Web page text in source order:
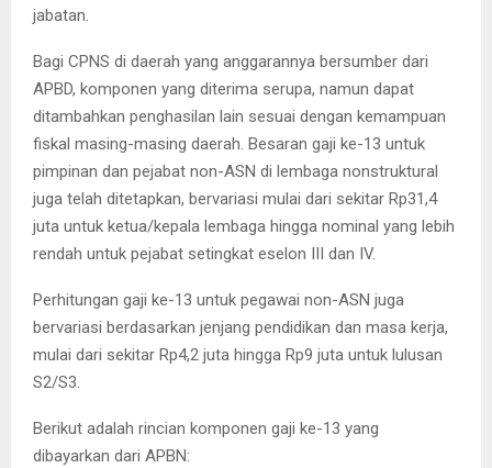
jabatan.
Bagi CPNS di daerah yang anggarannya bersumber dari
APBD, komponen yang diterima serupa, namun dapat
ditambahkan penghasilan lain sesuai dengan kemampuan
fiskal masing-masing daerah. Besaran gaji ke-13 untuk
pimpinan dan pejabat non-ASN di lembaga nonstruktural
juga telah ditetapkan, bervariasi mulai dari sekitar Rp31,4
juta untuk ketua/kepala lembaga hingga nominal yang lebih
rendah untuk pejabat setingkat eselon III dan IV.
Perhitungan gaji ke-13 untuk pegawai non-ASN juga
bervariasi berdasarkan jenjang pendidikan dan masa kerja,
mulai dari sekitar Rp4,2 juta hingga Rp9 juta untuk lulusan
S2/S3.
Berikut adalah rincian komponen gaji ke-13 yang
dibayarkan dari APBN: